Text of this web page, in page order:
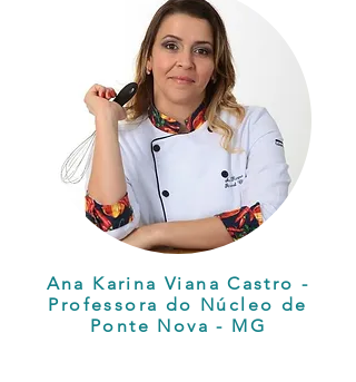
Ana Karina Viana Castro -
Professora do Núcleo de
Ponte Nova - MG